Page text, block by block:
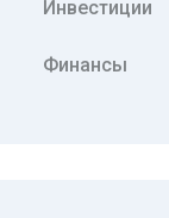
Инвестиции
Финансы